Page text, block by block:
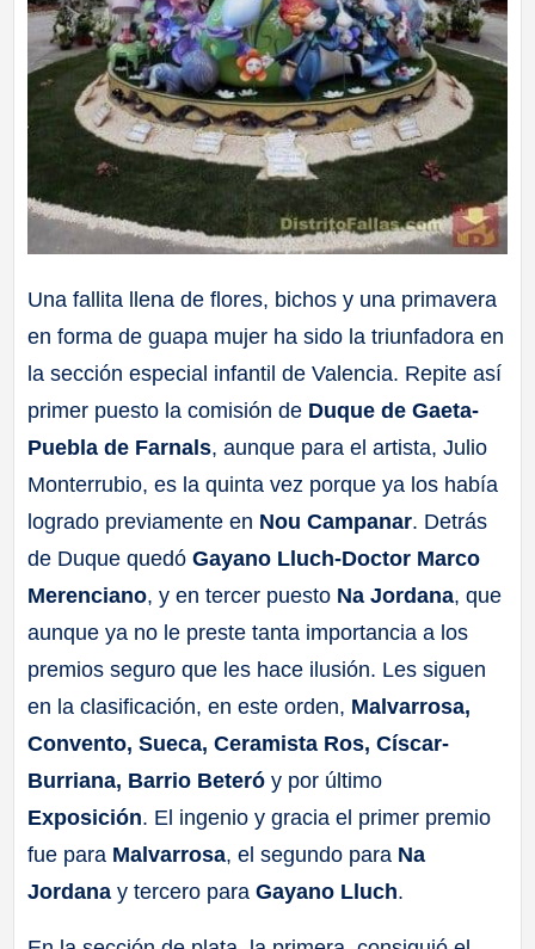
Una fallita llena de flores, bichos y una primavera
en forma de guapa mujer ha sido la triunfadora en
la sección especial infantil de Valencia. Repite así
primer puesto la comisión de Duque de Gaeta-
Puebla de Farnals, aunque para el artista, Julio
Monterrubio, es la quinta vez porque ya los había
logrado previamente en Nou Campanar. Detrás
de Duque quedóGayano Lluch-Doctor Marco
Merenciano, y en tercer puesto Na Jordana, que
aunque ya no le preste tanta importancia a los
premios seguro que les hace ilusión. Les siguen
en la clasificación, en este orden, Malvarrosa,
Convento, Sueca, Ceramista Ros, Císcar-
Burriana, Barrio Beteró y por último
Exposición. El ingenio y gracia el primer premio
fue para Malvarrosa, el segundo para Na
Jordana y tercero paraGayano Lluch.